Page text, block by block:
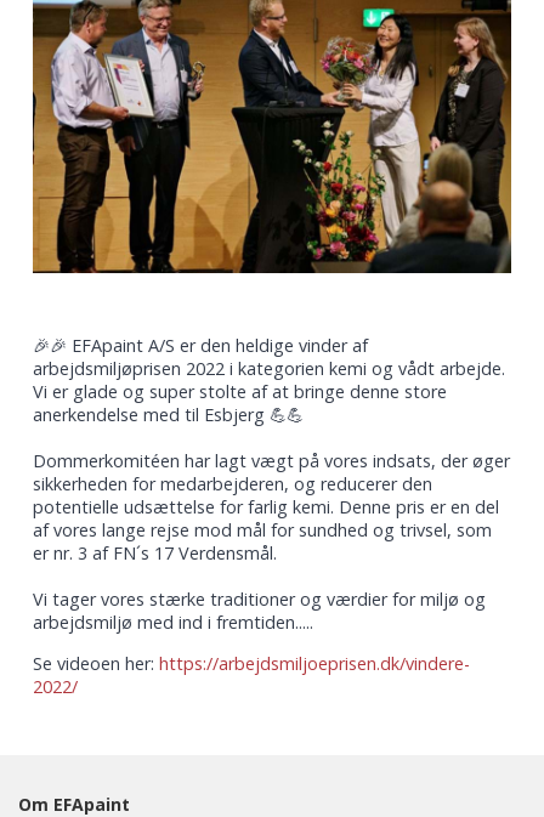
🎉🎉 EFApaint A/S er den heldige vinder af
arbejdsmiljøprisen 2022 i kategorien kemi og vådt arbejde.
Vi er glade og super stolte af at bringe denne store
anerkendelse med til Esbjerg 💪💪
Dommerkomitéen har lagt vægt på vores indsats, der øger
sikkerheden for medarbejderen, og reducerer den
potentielle udsættelse for farlig kemi. Denne pris er en del
af vores lange rejse mod mål for sundhed og trivsel, som
er nr. 3 af FN´s 17 Verdensmål.
Vi tager vores stærke traditioner og værdier for miljø og
arbejdsmiljø med ind i fremtiden.....
Se videoen her: https://arbejdsmiljoeprisen.dk/vindere-
2022/
Om EFApaint